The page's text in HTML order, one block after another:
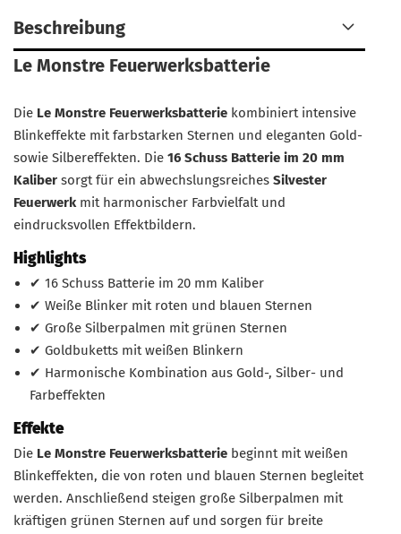
Beschreibung
Le Monstre Feuerwerksbatterie
Die Le Monstre Feuerwerksbatterie kombiniert intensive
Blinkeffekte mit farbstarken Sternen und eleganten Gold-
sowie Silbereffekten. Die 16 Schuss Batterie im 20 mm
Kaliber sorgt für ein abwechslungsreiches Silvester
Feuerwerkmit harmonischer Farbvielfalt und
eindrucksvollen Effektbildern.
Highlights
✔ 16 Schuss Batterie im 20 mm Kaliber
✔ Weiße Blinker mit roten und blauen Sternen
✔ Große Silberpalmen mit grünen Sternen
✔ Goldbuketts mit weißen Blinkern
✔ Harmonische Kombination aus Gold-, Silber- und
Farbeffekten
Effekte
Die Le Monstre Feuerwerksbatterie beginnt mit weißen
Blinkeffekten, die von roten und blauen Sternen begleitet
werden. Anschließend steigen große Silberpalmen mit
kräftigen grünen Sternen auf und sorgen für breite